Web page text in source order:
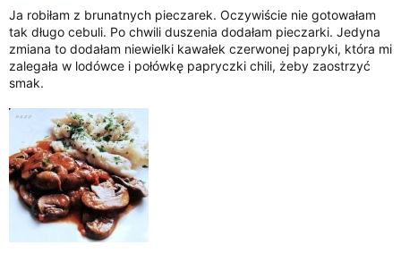
Ja robiłam z brunatnych pieczarek. Oczywiście nie gotowałam
tak długo cebuli. Po chwili duszenia dodałam pieczarki. Jedyna
zmiana to dodałam niewielki kawałek czerwonej papryki, która mi
zalegała w lodówce i połówkę papryczki chili, żeby zaostrzyć
smak.